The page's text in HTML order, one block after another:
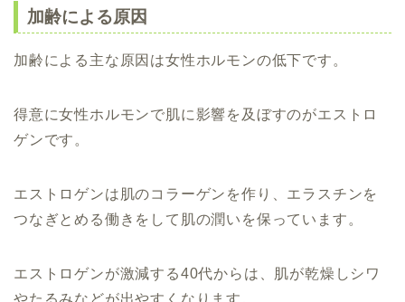
加齢による原因
加齢による主な原因は女性ホルモンの低下です。
得意に女性ホルモンで肌に影響を及ぼすのがエストロ
ゲンです。
エストロゲンは肌のコラーゲンを作り、エラスチンを
つなぎとめる働きをして肌の潤いを保っています。
エストロゲンが激減する40代からは、肌が乾燥しシワ